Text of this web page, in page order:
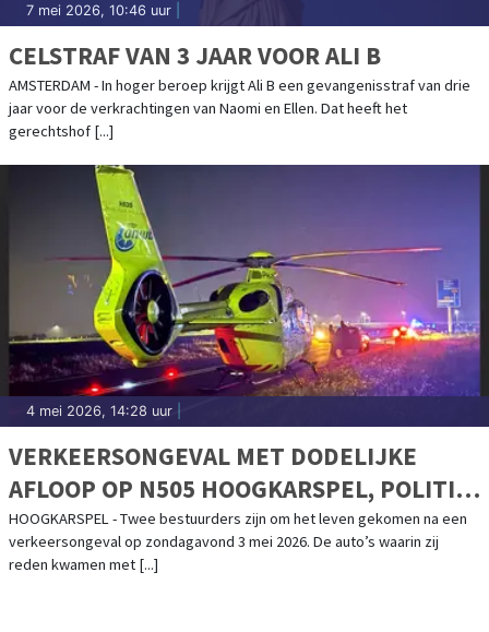
7 mei 2026, 10:46 uur
CELSTRAF VAN 3 JAAR VOOR ALI B
AMSTERDAM - In hoger beroep krijgt Ali B een gevangenisstraf van drie
jaar voor de verkrachtingen van Naomi en Ellen. Dat heeft het
gerechtshof [...]
4 mei 2026, 14:28 uur
VERKEERSONGEVAL MET DODELIJKE
AFLOOP OP N505 HOOGKARSPEL, POLITIE
ZOEKT GETUIGEN
HOOGKARSPEL - Twee bestuurders zijn om het leven gekomen na een
verkeersongeval op zondagavond 3 mei 2026. De auto’s waarin zij
reden kwamen met [...]